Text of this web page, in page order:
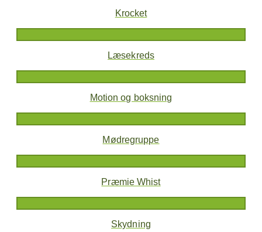
Krocket
Læsekreds
Motion og boksning
Mødregruppe
Præmie Whist
Skydning